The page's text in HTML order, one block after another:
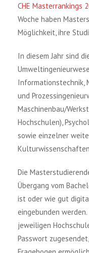
CHE Masterrankings
Woche haben
Möglichkeit, ihre
In diesem Jahr sind
Informationstechnik,
und
Maschinenbau/
Hochschulen),
sowie einzelner
Die
Übergang vom
ist oder wie gut
eingebunden
jeweiligen
Passwort